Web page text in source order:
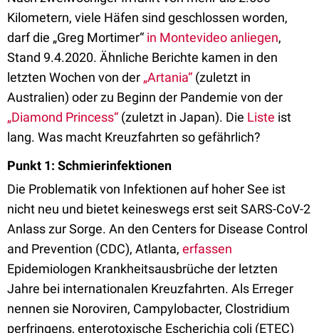
Kilometern, viele Häfen sind geschlossen worden,
darf die „Greg Mortimer“ in Montevideo anliegen,
Stand 9.4.2020. Ähnliche Berichte kamen in den
letzten Wochen von der „Artania“ (zuletzt in
Australien) oder zu Beginn der Pandemie von der
„Diamond Princess“ (zuletzt in Japan). Die Liste ist
lang. Was macht Kreuzfahrten so gefährlich?
Punkt 1: Schmierinfektionen
Die Problematik von Infektionen auf hoher See ist
nicht neu und bietet keineswegs erst seit SARS-CoV-2
Anlass zur Sorge. An den Centers for Disease Control
and Prevention (CDC), Atlanta, erfassen
Epidemiologen Krankheitsausbrüche der letzten
Jahre bei internationalen Kreuzfahrten. Als Erreger
nennen sie Noroviren, Campylobacter, Clostridium
perfringens, enterotoxische Escherichia coli (ETEC)